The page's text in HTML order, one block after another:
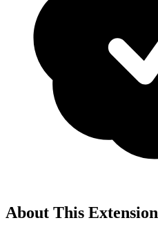
About This Extension